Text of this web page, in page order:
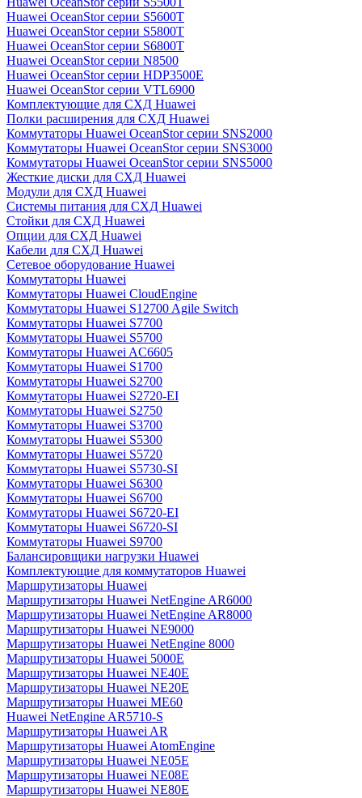
Huawei OceanStor серии S5600T
Huawei OceanStor серии S5800T
Huawei OceanStor серии S6800T
Huawei OceanStor серии N8500
Huawei OceanStor серии HDP3500E
Huawei OceanStor серии VTL6900
Комплектующие для СХД Huawei
Полки расширения для СХД Huawei
Коммутаторы Huawei OceanStor серии SNS2000
Коммутаторы Huawei OceanStor серии SNS3000
Коммутаторы Huawei OceanStor серии SNS5000
Жесткие диски для СХД Huawei
Модули для СХД Huawei
Системы питания для СХД Huawei
Стойки для СХД Huawei
Опции для СХД Huawei
Кабели для СХД Huawei
Сетевое оборудование Huawei
Коммутаторы Huawei
Коммутаторы Huawei CloudEngine
Коммутаторы Huawei S12700 Agile Switch
Коммутаторы Huawei S7700
Коммутаторы Huawei S5700
Коммутаторы Huawei AC6605
Коммутаторы Huawei S1700
Коммутаторы Huawei S2700
Коммутаторы Huawei S2720-EI
Коммутаторы Huawei S2750
Коммутаторы Huawei S3700
Коммутаторы Huawei S5300
Коммутаторы Huawei S5720
Коммутаторы Huawei S5730-SI
Коммутаторы Huawei S6300
Коммутаторы Huawei S6700
Коммутаторы Huawei S6720-EI
Коммутаторы Huawei S6720-SI
Коммутаторы Huawei S9700
Балансировщики нагрузки Huawei
Комплектующие для коммутаторов Huawei
Маршрутизаторы Huawei
Маршрутизаторы Huawei NetEngine AR6000
Маршрутизаторы Huawei NetEngine AR8000
Маршрутизаторы Huawei NE9000
Маршрутизаторы Huawei NetEngine 8000
Маршрутизаторы Huawei 5000E
Маршрутизаторы Huawei NE40E
Маршрутизаторы Huawei NE20E
Маршрутизаторы Huawei ME60
Huawei NetEngine AR5710-S
Маршрутизаторы Huawei AR
Маршрутизаторы Huawei AtomEngine
Маршрутизаторы Huawei NE05E
Маршрутизаторы Huawei NE08E
Маршрутизаторы Huawei NE80E